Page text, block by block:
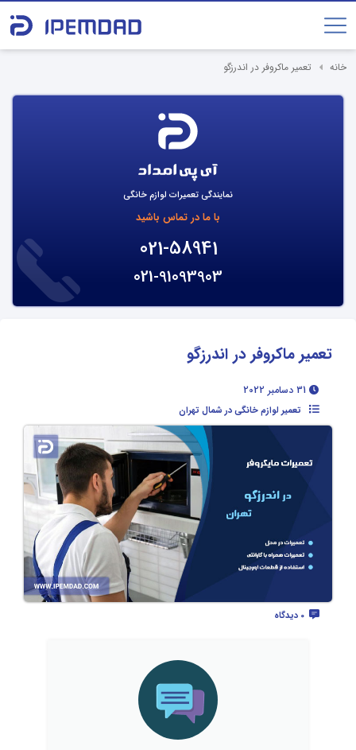
خانه تعمیر ماکروفر در اندرزگو
نمایندگی تعمیرات لوازم خانگی
با ما در تماس باشید
021-58941
021-91093903
تعمیر ماکروفر در اندرزگو
تعمیر لوازم خانگی در شمال تهران